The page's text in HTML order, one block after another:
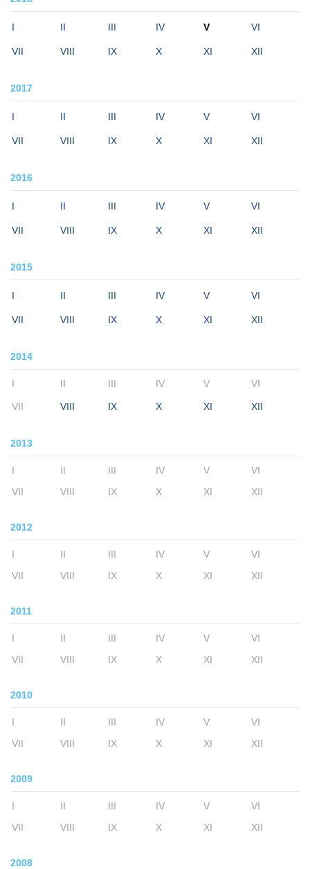
I II III IV V VI
VII VIII IX X XI XII
2017
I II III IV V VI
VII VIII IX X XI XII
2016
I II III IV V VI
VII VIII IX X XI XII
2015
I II III IV V VI
VII VIII IX X XI XII
2014
I II III IV V VI
VII VIII IX X XI XII
2013
I II III IV V
VI
VII
VIII IX X XI XII
2012
I II III IV V
VI
VII
VIII IX X XI XII
2011
I II III IV V
VI
VII
VIII IX X XI XII
2010
I II III IV V
VI
VII
VIII IX X XI XII
2009
I II III IV V
VI
VII
VIII IX X XI XII
2008